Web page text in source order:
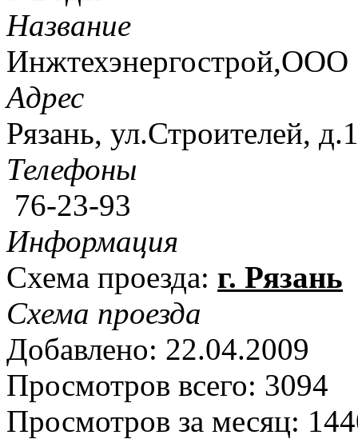
Название
Инжтехэнергострой,ООО
Адрес
Рязань, ул.Строителей,
Телефоны
76-23-93
Информация
Схема проезда: г. Рязань
Схема проезда
Добавлено: 22.04.2009
Просмотров всего: 3094
Просмотров за месяц: